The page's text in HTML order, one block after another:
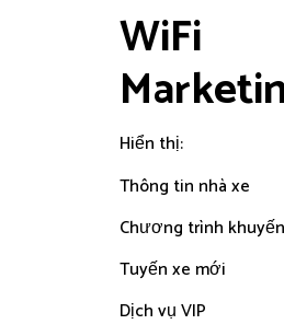
WiFi
Hiển thị:
Thông tin nhà xe
Chương trình
Tuyến xe mới
Dịch vụ VIP